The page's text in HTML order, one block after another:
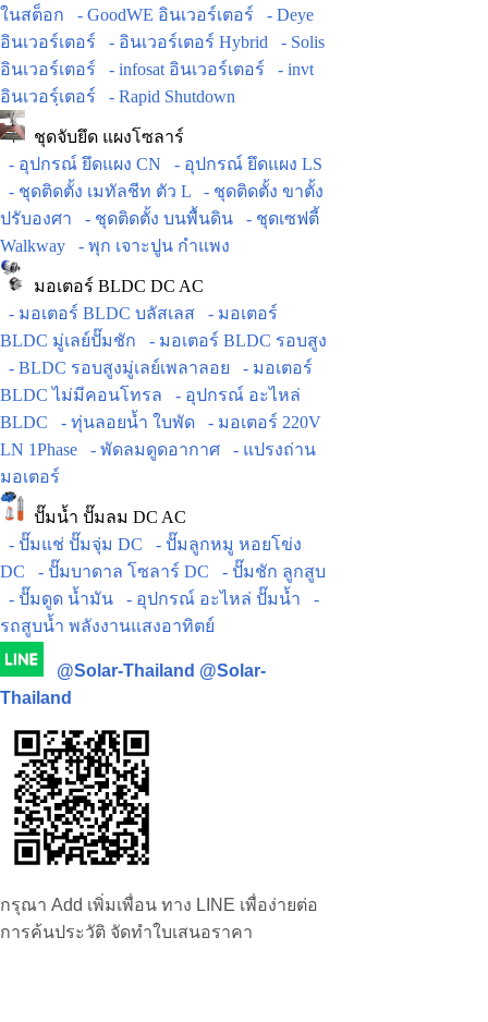
ในสต็อก
- GoodWE อินเวอร์เตอร์
- Deye
อินเวอร์เตอร์
- อินเวอร์เตอร์ Hybrid
- Solis
อินเวอร์เตอร์
- infosat อินเวอร์เตอร์
- invt
อินเวอร์ฺเตอร์
- Rapid Shutdown
ชุดจับยึด แผงโซลาร์
- อุปกรณ์ ยึดแผง CN
- อุปกรณ์ ยึดแผง LS
- ชุดติดตั้ง เมทัลชีท ตัว L
- ชุดติดตั้ง ขาตั้ง
ปรับองศา
- ชุดติดตั้ง บนพื้นดิน
- ชุดเซฟตี้
Walkway
- พุก เจาะปูน กำแพง
มอเตอร์ BLDC DC AC
- มอเตอร์ BLDC บลัสเลส
- มอเตอร์
BLDC มู่เลย์ปั๊มชัก
- มอเตอร์ BLDC รอบสูง
- BLDC รอบสูงมู่เลย์เพลาลอย
- มอเตอร์
BLDC ไม่มีคอนโทรล
- อุปกรณ์ อะไหล่
BLDC
- ทุ่นลอยน้ำ ใบพัด
- มอเตอร์ 220V
LN 1Phase
- พัดลมดูดอากาศ
- แปรงถ่าน
มอเตอร์
ปั๊มน้ำ ปั๊มลม DC AC
- ปั๊มแช่ ปั๊มจุ่ม DC
- ปั๊มลูกหมู หอยโข่ง
DC
- ปั๊มบาดาล โซลาร์ DC
- ปั๊มชัก ลูกสูบ
- ปั๊มดูด น้ำมัน
- อุปกรณ์ อะไหล่ ปั๊มน้ำ
-
รถสูบน้ำ พลังงานแสงอาทิตย์
@Solar-Thailand @Solar-
Thailand
กรุณา Add เพิ่มเพื่อน ทาง LINE เพื่อง่ายต่อ
การค้นประวัติ จัดทำใบเสนอราคา